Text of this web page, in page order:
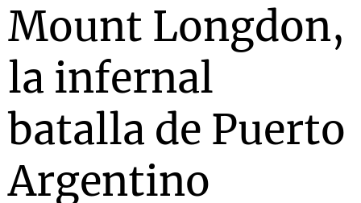
Mount Longdon,
la infernal
batalla de Puerto
Argentino